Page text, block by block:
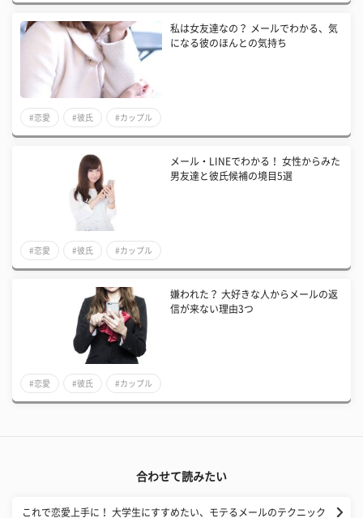
私は女友達なの？ メールでわかる、気
になる彼のほんとの気持ち
#恋愛 #彼氏 #カップル
メール・LINEでわかる！ 女性からみた
男友達と彼氏候補の境目5選
#恋愛 #彼氏 #カップル
嫌われた？ 大好きな人からメールの返
信が来ない理由3つ
#恋愛 #彼氏 #カップル
合わせて読みたい
これで恋愛上手に！ 大学生にすすめたい、モテるメールのテクニック